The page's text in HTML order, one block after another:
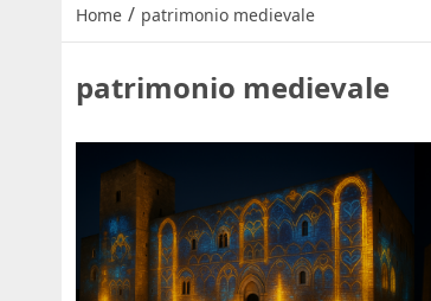
Home / patrimonio medievale
patrimonio medievale